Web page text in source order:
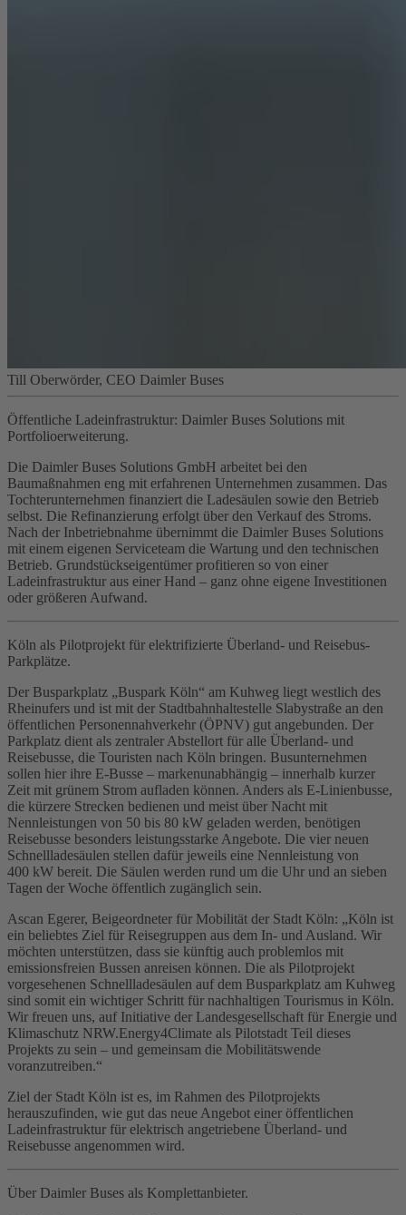
Till Oberwörder, CEO Daimler Buses
Öffentliche Ladeinfrastruktur: Daimler Buses Solutions mit
Portfolioerweiterung.
Die Daimler Buses Solutions GmbH arbeitet bei den
Baumaßnahmen eng mit erfahrenen Unternehmen zusammen. Das
Tochterunternehmen finanziert die Ladesäulen sowie den Betrieb
selbst. Die Refinanzierung erfolgt über den Verkauf des Stroms.
Nach der Inbetriebnahme übernimmt die Daimler Buses Solutions
mit einem eigenen Serviceteam die Wartung und den technischen
Betrieb. Grundstückseigentümer profitieren so von einer
Ladeinfrastruktur aus einer Hand – ganz ohne eigene Investitionen
oder größeren Aufwand.
Köln als Pilotprojekt für elektrifizierte Überland- und Reisebus-
Parkplätze.
Der Busparkplatz „Buspark Köln“ am Kuhweg liegt westlich des
Rheinufers und ist mit der Stadtbahnhaltestelle Slabystraße an den
öffentlichen Personennahverkehr (ÖPNV) gut angebunden. Der
Parkplatz dient als zentraler Abstellort für alle Überland- und
Reisebusse, die Touristen nach Köln bringen. Busunternehmen
sollen hier ihre E‑Busse – markenunabhängig – innerhalb kurzer
Zeit mit grünem Strom aufladen können. Anders als E‑Linienbusse,
die kürzere Strecken bedienen und meist über Nacht mit
Nennleistungen von 50 bis 80 kW geladen werden, benötigen
Reisebusse besonders leistungsstarke Angebote. Die vier neuen
Schnellladesäulen stellen dafür jeweils eine Nennleistung von
400 kW bereit. Die Säulen werden rund um die Uhr und an sieben
Tagen der Woche öffentlich zugänglich sein.
Ascan Egerer, Beigeordneter für Mobilität der Stadt Köln: „Köln ist
ein beliebtes Ziel für Reisegruppen aus dem In- und Ausland. Wir
möchten unterstützen, dass sie künftig auch problemlos mit
emissionsfreien Bussen anreisen können. Die als Pilotprojekt
vorgesehenen Schnellladesäulen auf dem Busparkplatz am Kuhweg
sind somit ein wichtiger Schritt für nachhaltigen Tourismus in Köln.
Wir freuen uns, auf Initiative der Landesgesellschaft für Energie und
Klimaschutz NRW.Energy4Climate als Pilotstadt Teil dieses
Projekts zu sein – und gemeinsam die Mobilitätswende
voranzutreiben.“
Ziel der Stadt Köln ist es, im Rahmen des Pilotprojekts
herauszufinden, wie gut das neue Angebot einer öffentlichen
Ladeinfrastruktur für elektrisch angetriebene Überland- und
Reisebusse angenommen wird.
Über Daimler Buses als Komplettanbieter.